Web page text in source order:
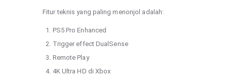
Fitur teknis yang paling menonjol adalah:
PS5 Pro Enhanced
Trigger effect DualSense
Remote Play
4K Ultra HD di Xbox